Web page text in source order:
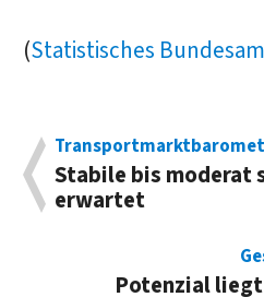
(Statistisches
Stabile bis moderat
erwartet
Potenzial